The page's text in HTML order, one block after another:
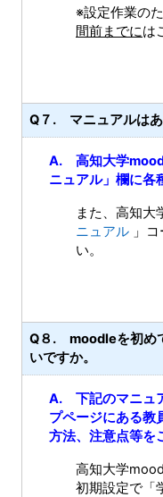
※設定作業の
間前までには
Q７. マニュアルはあ
A. 高知大学
ニュアル」欄に各
また、高知大
ニュアル 」
い。
Q８. moodleを初め
いですか。
A. 下記のマニュ
プページにある教
方法、注意点等を
高知大学
初期設定で「